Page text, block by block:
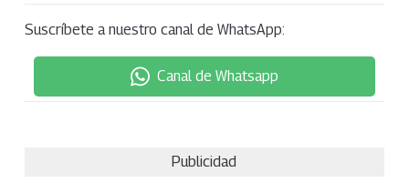
Suscríbete a nuestro canal de WhatsApp:
Canal de Whatsapp
Publicidad